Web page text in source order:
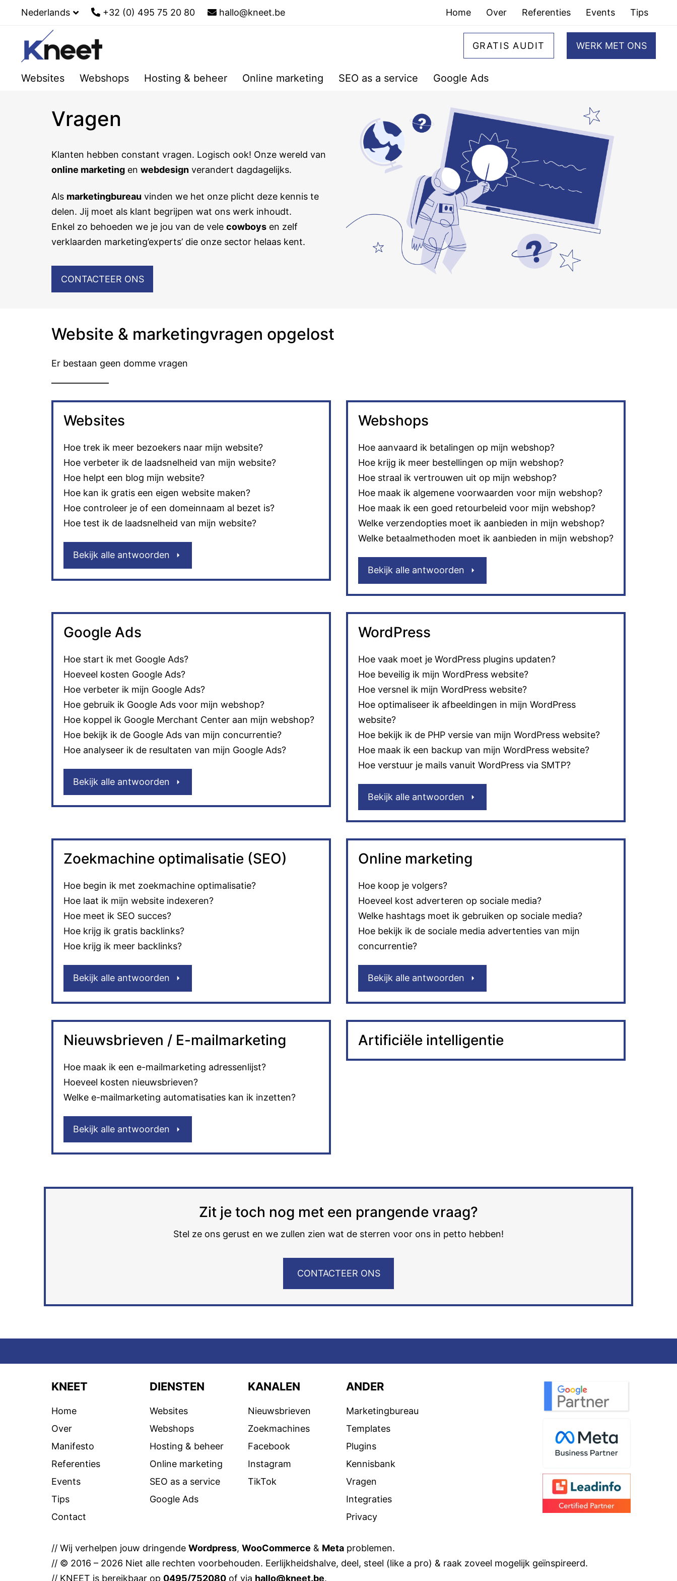
Nederlands +32 (0) 495 75 20 80 hallo@kneet.be Home Over Referenties Events Tips
GRATIS AUDIT WERK MET ONS
Websites Webshops Hosting & beheer Online marketing SEO as a service Google Ads
Vragen
Klanten hebben constant vragen. Logisch ook! Onze wereld van
online marketing en webdesign verandert dagdagelijks.
Als marketingbureau vinden we het onze plicht deze kennis te
delen. Jij moet als klant begrijpen wat ons werk inhoudt.
Enkel zo behoeden we je jou van de vele cowboys en zelf
verklaarden marketing’experts’ die onze sector helaas kent.
CONTACTEER ONS
Website & marketingvragen opgelost
Er bestaan geen domme vragen
Websites
Hoe trek ik meer bezoekers naar mijn website?
Hoe verbeter ik de laadsnelheid van mijn website?
Hoe helpt een blog mijn website?
Hoe kan ik gratis een eigen website maken?
Hoe controleer je of een domeinnaam al bezet is?
Hoe test ik de laadsnelheid van mijn website?
Bekijk alle antwoorden
Webshops
Hoe aanvaard ik betalingen op mijn webshop?
Hoe krijg ik meer bestellingen op mijn webshop?
Hoe straal ik vertrouwen uit op mijn webshop?
Hoe maak ik algemene voorwaarden voor mijn webshop?
Hoe maak ik een goed retourbeleid voor mijn webshop?
Welke verzendopties moet ik aanbieden in mijn webshop?
Welke betaalmethoden moet ik aanbieden in mijn webshop?
Bekijk alle antwoorden
Google Ads
Hoe start ik met Google Ads?
Hoeveel kosten Google Ads?
Hoe verbeter ik mijn Google Ads?
Hoe gebruik ik Google Ads voor mijn webshop?
Hoe koppel ik Google Merchant Center aan mijn webshop?
Hoe bekijk ik de Google Ads van mijn concurrentie?
Hoe analyseer ik de resultaten van mijn Google Ads?
Bekijk alle antwoorden
WordPress
Hoe vaak moet je WordPress plugins updaten?
Hoe beveilig ik mijn WordPress website?
Hoe versnel ik mijn WordPress website?
Hoe optimaliseer ik afbeeldingen in mijn WordPress
website?
Hoe bekijk ik de PHP versie van mijn WordPress website?
Hoe maak ik een backup van mijn WordPress website?
Hoe verstuur je mails vanuit WordPress via SMTP?
Bekijk alle antwoorden
Zoekmachine optimalisatie (SEO)
Hoe begin ik met zoekmachine optimalisatie?
Hoe laat ik mijn website indexeren?
Hoe meet ik SEO succes?
Hoe krijg ik gratis backlinks?
Hoe krijg ik meer backlinks?
Bekijk alle antwoorden
Online marketing
Hoe koop je volgers?
Hoeveel kost adverteren op sociale media?
Welke hashtags moet ik gebruiken op sociale media?
Hoe bekijk ik de sociale media advertenties van mijn
concurrentie?
Bekijk alle antwoorden
Nieuwsbrieven / E-mailmarketing
Hoe maak ik een e-mailmarketing adressenlijst?
Hoeveel kosten nieuwsbrieven?
Welke e-mailmarketing automatisaties kan ik inzetten?
Bekijk alle antwoorden
Artificiële intelligentie
Zit je toch nog met een prangende vraag?
Stel ze ons gerust en we zullen zien wat de sterren voor ons in petto hebben!
CONTACTEER ONS
KNEET
Home
Over
Manifesto
Referenties
Events
Tips
Contact
DIENSTEN
Websites
Webshops
Hosting & beheer
Online marketing
SEO as a service
Google Ads
KANALEN
Nieuwsbrieven
Zoekmachines
Facebook
Instagram
TikTok
ANDER
Marketingbureau
Templates
Plugins
Kennisbank
Vragen
Integraties
Privacy
// Wij verhelpen jouw dringende Wordpress, WooCommerce & Meta problemen.
// © 2016 – 2026 Niet alle rechten voorbehouden. Eerlijkheidshalve, deel, steel (like a pro) & raak zoveel mogelijk geïnspireerd.
// KNEET is bereikbaar op 0495/752080 of via hallo@kneet.be.